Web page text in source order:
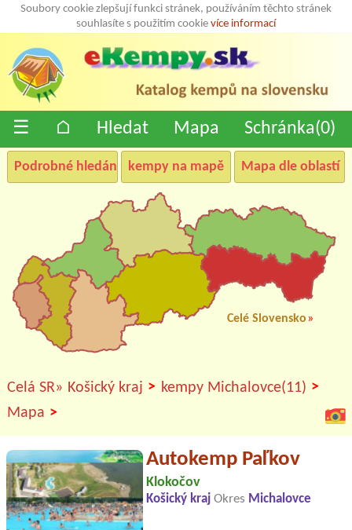
Soubory cookie zlepšují funkci stránek, používáním těchto stránek
souhlasíte s použitím cookie více informací
☰ ⌂ Hledat Mapa Schránka(0)
Podrobné hledání kempy na mapě Mapa dle oblastí
Celé Slovensko»
Celá SR» Košický kraj > kempy Michalovce(11) >
Mapa >
Autokemp Paľkov
Klokočov
Košický kraj Okres Michalovce